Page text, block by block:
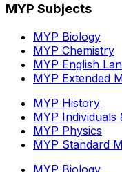
MYP Subjects
MYP Biology
MYP Chemistry
MYP English
MYP Extended
MYP History
MYP Individuals
MYP Physics
MYP Standard